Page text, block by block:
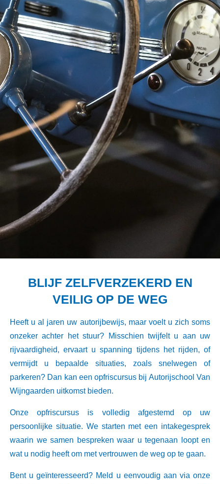
BLIJF ZELFVERZEKERD EN
VEILIG OP DE WEG
Heeft u al jaren uw autorijbewijs, maar voelt u zich soms
onzeker achter het stuur? Misschien twijfelt u aan uw
rijvaardigheid, ervaart u spanning tijdens het rijden, of
vermijdt u bepaalde situaties, zoals snelwegen of
parkeren? Dan kan een opfriscursus bij Autorijschool Van
Wijngaarden uitkomst bieden.
Onze opfriscursus is volledig afgestemd op uw
persoonlijke situatie. We starten met een intakegesprek
waarin we samen bespreken waar u tegenaan loopt en
wat u nodig heeft om met vertrouwen de weg op te gaan.
Bent u geïnteresseerd? Meld u eenvoudig aan via onze